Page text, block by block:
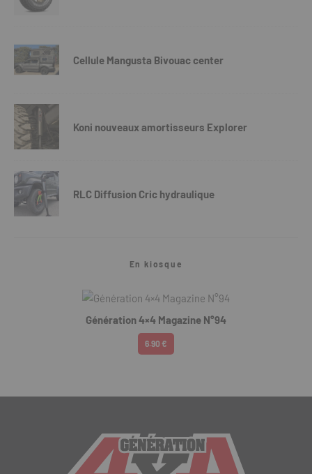
Cellule Mangusta Bivouac center
Koni nouveaux amortisseurs Explorer
RLC Diffusion Cric hydraulique
En kiosque
Génération 4×4 Magazine N°94
6.90 €